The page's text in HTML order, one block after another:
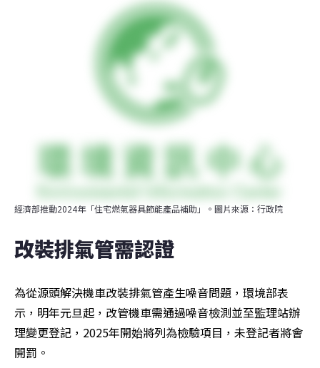
經濟部推動2024年「住宅燃氣器具節能產品補助」。圖片來源：行政院
改裝排氣管需認證
為從源頭解決機車改裝排氣管產生噪音問題，環境部表
示，明年元旦起，改管機車需通過噪音檢測並至監理站辦
理變更登記，2025年開始將列為檢驗項目，未登記者將會
開罰。